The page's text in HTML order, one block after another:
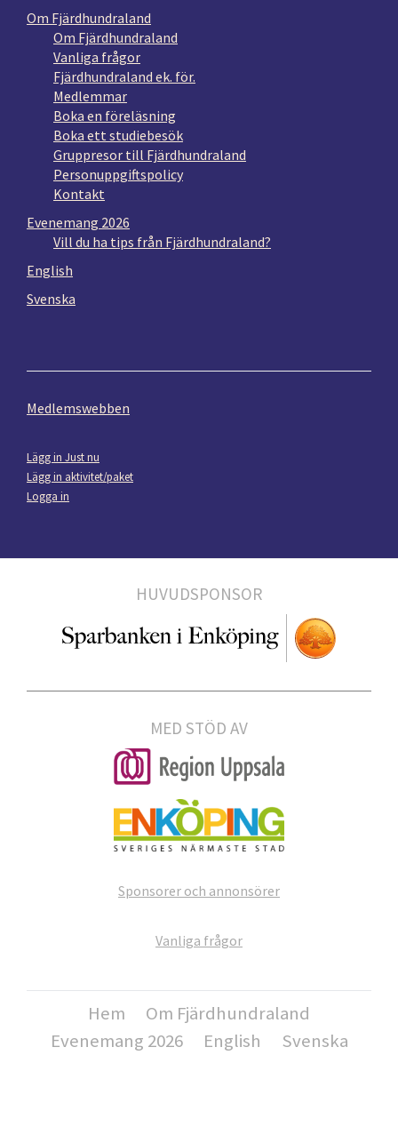
Om Fjärdhundraland
Om Fjärdhundraland
Vanliga frågor
Fjärdhundraland ek. för.
Medlemmar
Boka en föreläsning
Boka ett studiebesök
Gruppresor till Fjärdhundraland
Personuppgiftspolicy
Kontakt
Evenemang 2026
Vill du ha tips från Fjärdhundraland?
English
Svenska
Medlemswebben
Lägg in Just nu
Lägg in aktivitet/paket
Logga in
HUVUDSPONSOR
MED STÖD AV
Sponsorer och annonsörer
Vanliga frågor
Hem
Om Fjärdhundraland
Evenemang 2026
English Svenska